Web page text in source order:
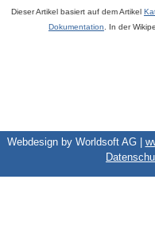
Dieser Artikel basiert auf dem Artikel
Dokumentation. In der
Webdesign by Worldsoft AG |